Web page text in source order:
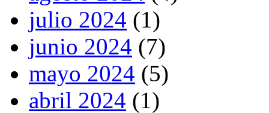
julio 2024 (1)
junio 2024 (7)
mayo 2024 (5)
abril 2024 (1)